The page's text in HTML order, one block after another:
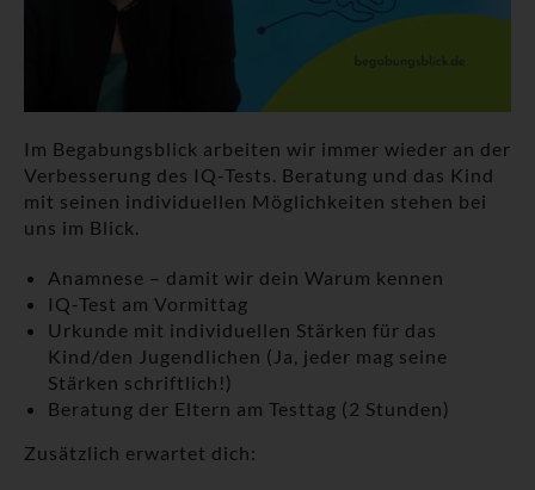
Im Begabungsblick arbeiten wir immer wieder an der
Verbesserung des IQ-Tests. Beratung und das Kind
mit seinen individuellen Möglichkeiten stehen bei
uns im Blick.
Anamnese – damit wir dein Warum kennen
IQ-Test am Vormittag
Urkunde mit individuellen Stärken für das
Kind/den Jugendlichen (Ja, jeder mag seine
Stärken schriftlich!)
Beratung der Eltern am Testtag (2 Stunden)
Zusätzlich erwartet dich: